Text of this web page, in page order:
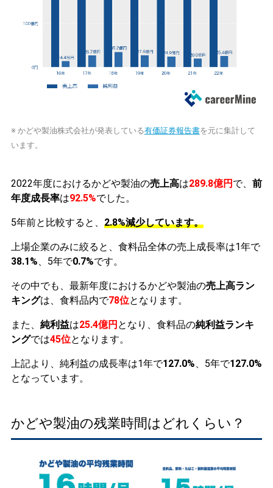
※ かどや製油株式会社が発表している有価証券報告書を元に集計して
います。
2022年度におけるかどや製油の売上高は289.8億円 で、 前
年度成長率は92.5%でした。
5年前と比較すると、 2.8%減少しています。
上場企業のみに絞ると、食料品全体の売上成長率は1年で
38.1%、5年で0.7%です。
その中でも、最新年度におけるかどや製油の売上高ラン
キングは、食料品内で78位となります。
また、 純利益は25.4億円 となり、食料品の純利益ランキ
ングでは45位となります。
上記より、純利益の成長率は1年で127.0%、5年で127.0%
となっています。
かどや製油の残業時間はどれくらい？